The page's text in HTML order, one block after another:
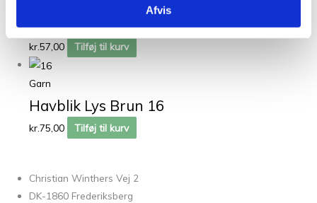
Afvis
Brun 03
kr.57,00 Tilføj til kurv
Garn
Havblik Lys Brun 16
kr.75,00 Tilføj til kurv
Christian Winthers Vej 2
DK-1860 Frederiksberg